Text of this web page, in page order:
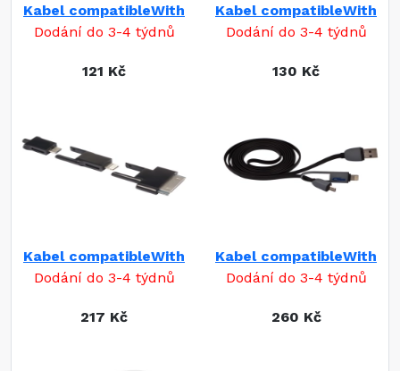
Kabel compatibleWith
Dodání do 3-4 týdnů
121 Kč
Kabel compatibleWith
Dodání do 3-4 týdnů
130 Kč
Kabel compatibleWith
Dodání do 3-4 týdnů
217 Kč
Kabel compatibleWith
Dodání do 3-4 týdnů
260 Kč